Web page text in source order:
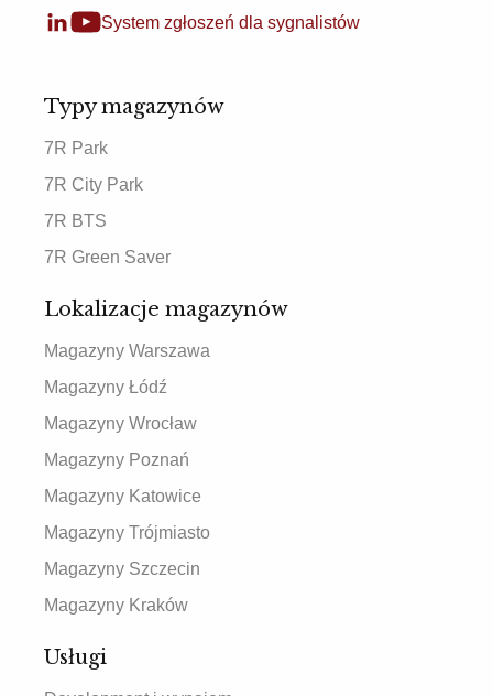
System zgłoszeń dla sygnalistów
Typy magazynów
7R Park
7R City Park
7R BTS
7R Green Saver
Lokalizacje magazynów
Magazyny Warszawa
Magazyny Łódź
Magazyny Wrocław
Magazyny Poznań
Magazyny Katowice
Magazyny Trójmiasto
Magazyny Szczecin
Magazyny Kraków
Usługi